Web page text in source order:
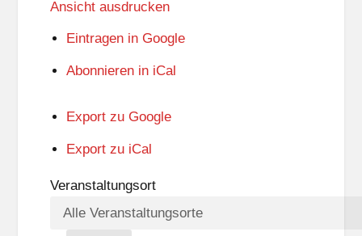
Ansicht ausdrucken
Eintragen in Google
Abonnieren in iCal
Export zu Google
Export zu iCal
Veranstaltungsort